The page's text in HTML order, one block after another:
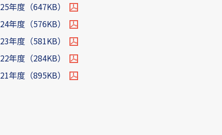
年度（647KB）
年度（576KB）
年度（581KB）
年度（284KB）
年度（895KB）